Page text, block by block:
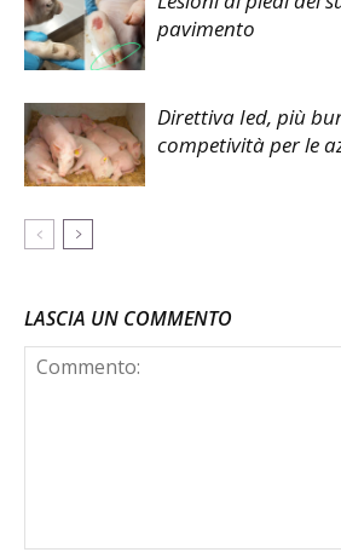
pavimento
Direttiva Ied, più
competività per le
LASCIA UN COMMENTO